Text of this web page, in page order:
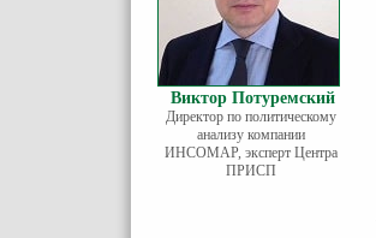
Виктор Потуремский
Директор по политическому
анализу компании
ИНСОМАР, эксперт Центра
ПРИСП